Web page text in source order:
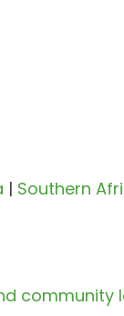
| Southern
community